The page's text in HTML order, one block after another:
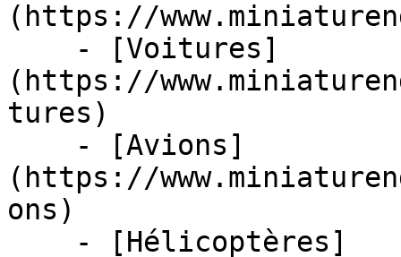
(https://
(https://
tures)
(https://
ons)